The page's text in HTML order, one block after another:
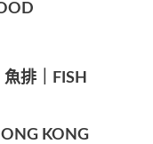
排｜FISH
KONG